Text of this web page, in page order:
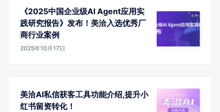
《2025中国企业级AI Agent应用实
践研究报告》发布！美洽入选优秀厂
商行业案例
2025年10月17日
美洽AI私信获客工具功能介绍,提升小
红书留资转化！